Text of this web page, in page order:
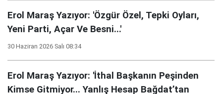
Erol Maraş Yazıyor: 'Özgür Özel, Tepki Oyları,
Yeni Parti, Açar Ve Besni...'
30 Haziran 2026 Salı 08:34
Erol Maraş Yazıyor: 'İthal Başkanın Peşinden
Kimse Gitmiyor... Yanlış Hesap Bağdat’tan